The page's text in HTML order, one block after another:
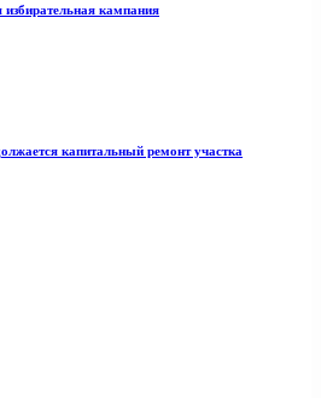
избирательная кампания
капитальный ремонт участка